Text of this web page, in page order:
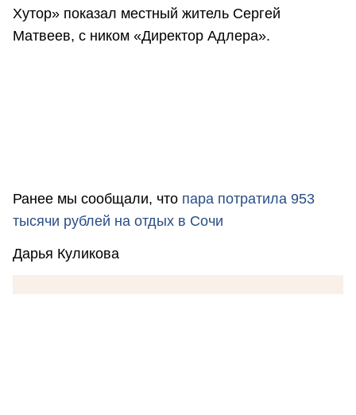
Хутор» показал местный житель Сергей
Матвеев, с ником «Директор Адлера».
Ранее мы сообщали, что пара потратила 953
тысячи рублей на отдых в Сочи
Дарья Куликова